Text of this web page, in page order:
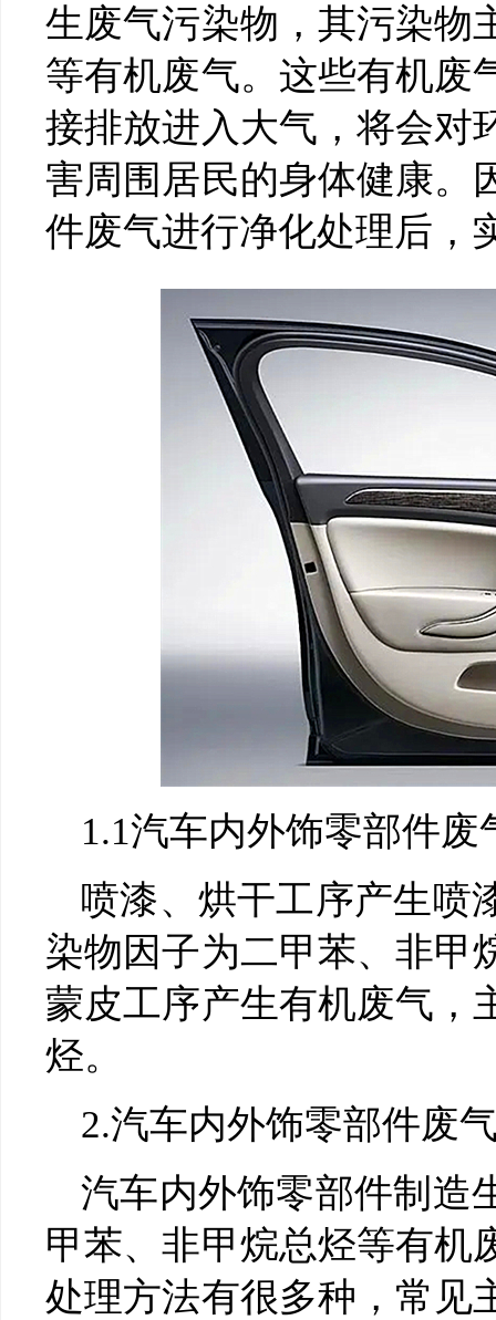
生废气污染物，其污染物
等有机废气。这些有机废
接排放进入大气，将会对
害周围居民的身体健康。
件废气进行净化处理后，
1.1汽车内外饰零部件废
喷漆、烘干工序产生喷
染物因子为二甲苯、非甲
蒙皮工序产生有机废气，
烃。
2.汽车内外饰零部件废
汽车内外饰零部件制造
甲苯、非甲烷总烃等有机
处理方法有很多种，常见